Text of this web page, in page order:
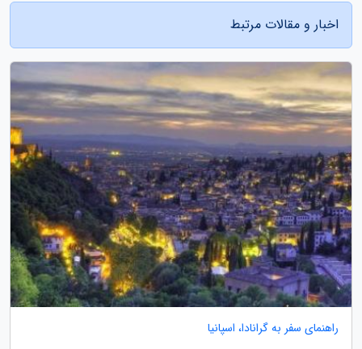
اخبار و مقالات مرتبط
راهنمای سفر به گرانادا، اسپانیا